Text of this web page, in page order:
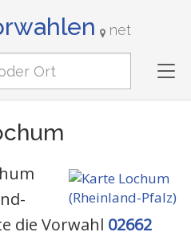
net
die Vorwahl 02662